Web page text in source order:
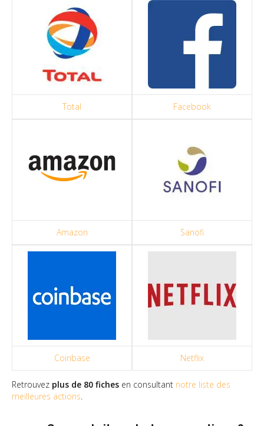
Total Facebook
Amazon Sanofi
Coinbase Netflix
Retrouvez plus de 80 fiches en consultant notre liste des
meilleures actions